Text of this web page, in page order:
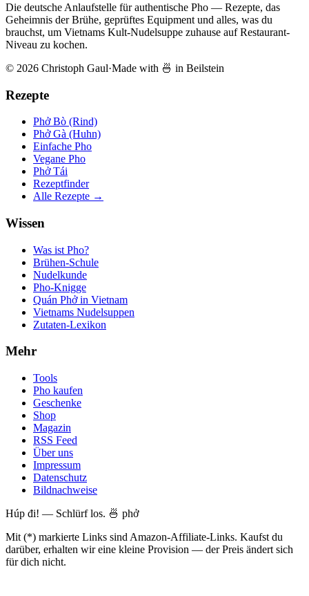
Die deutsche Anlaufstelle für authentische Pho — Rezepte, das
Geheimnis der Brühe, geprüftes Equipment und alles, was du
brauchst, um Vietnams Kult-Nudelsuppe zuhause auf Restaurant-
Niveau zu kochen.
© 2026 Christoph Gaul·Made with 🍜 in Beilstein
Rezepte
Phở Bò (Rind)
Phở Gà (Huhn)
Einfache Pho
Vegane Pho
Phở Tái
Rezeptfinder
Alle Rezepte →
Wissen
Was ist Pho?
Brühen-Schule
Nudelkunde
Pho-Knigge
Quán Phở in Vietnam
Vietnams Nudelsuppen
Zutaten-Lexikon
Mehr
Tools
Pho kaufen
Geschenke
Shop
Magazin
RSS Feed
Über uns
Impressum
Datenschutz
Bildnachweise
Húp đi! — Schlürf los. 🍜 phở
Mit (*) markierte Links sind Amazon-Affiliate-Links. Kaufst du
darüber, erhalten wir eine kleine Provision — der Preis ändert sich
für dich nicht.